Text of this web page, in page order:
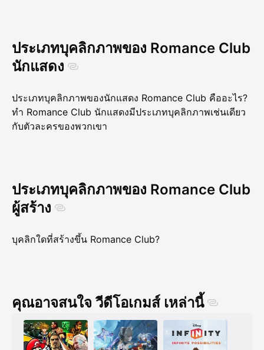
ประเภทบุคลิกภาพของ Romance Club
นักแสดง
ประเภทบุคลิกภาพของนักแสดง Romance Club คืออะไร?
ทำ Romance Club นักแสดงมีประเภทบุคลิกภาพเช่นเดียว
กับตัวละครของพวกเขา
ประเภทบุคลิกภาพของ Romance Club
ผู้สร้าง
บุคลิกใดที่สร้างขึ้น Romance Club?
คุณอาจสนใจ วีดีโอเกมส์ เหล่านี้